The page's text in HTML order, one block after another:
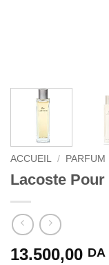
ACCUEIL / PARFUM
Lacoste Pour
13.500,00 DA